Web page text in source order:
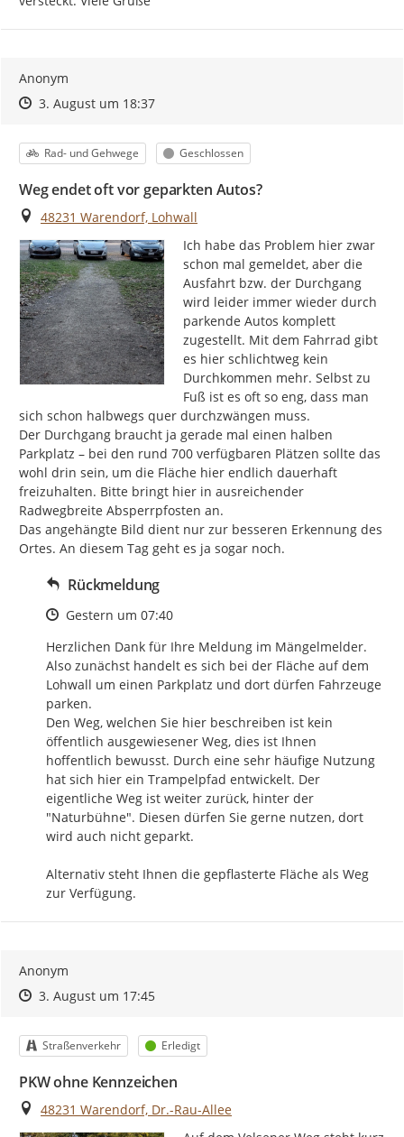
Anonym
Zeitpunkt des Erstellens
Zeitpunkt des Erstellens
3. August um 18:37Zur Äußerung
Kategorie
Rad- und Gehwege Status
Geschlossen
Weg endet oft vor geparkten Autos?
Ort
48231 Warendorf, Lohwall
Ich habe das Problem hier zwar
schon mal gemeldet, aber die
Ausfahrt bzw. der Durchgang
wird leider immer wieder durch
parkende Autos komplett
zugestellt. Mit dem Fahrrad gibt
es hier schlichtweg kein
Durchkommen mehr. Selbst zu
Fuß ist es oft so eng, dass man
sich schon halbwegs quer durchzwängen muss.
​Der Durchgang braucht ja gerade mal einen halben
Parkplatz – bei den rund 700 verfügbaren Plätzen sollte das
wohl drin sein, um die Fläche hier endlich dauerhaft
freizuhalten. Bitte bringt hier in ausreichender
Radwegbreite Absperrpfosten an.
​Das angehängte Bild dient nur zur besseren Erkennung des
Ortes. An diesem Tag geht es ja sogar noch.
Rückmeldung
Zeitpunkt des Erstellens
Gestern um 07:40
Herzlichen Dank für Ihre Meldung im Mängelmelder.
Also zunächst handelt es sich bei der Fläche auf dem
Lohwall um einen Parkplatz und dort dürfen Fahrzeuge
parken.
Den Weg, welchen Sie hier beschreiben ist kein
öffentlich ausgewiesener Weg, dies ist Ihnen
hoffentlich bewusst. Durch eine sehr häufige Nutzung
hat sich hier ein Trampelpfad entwickelt. Der
eigentliche Weg ist weiter zurück, hinter der
"Naturbühne". Diesen dürfen Sie gerne nutzen, dort
wird auch nicht geparkt.
Alternativ steht Ihnen die gepflasterte Fläche als Weg
zur Verfügung.
Anonym
Zeitpunkt des Erstellens
Zeitpunkt des Erstellens
3. August um 17:45Zur Äußerung
Kategorie
Straßenverkehr Status
Erledigt
PKW ohne Kennzeichen
Ort
48231 Warendorf, Dr.-Rau-Allee